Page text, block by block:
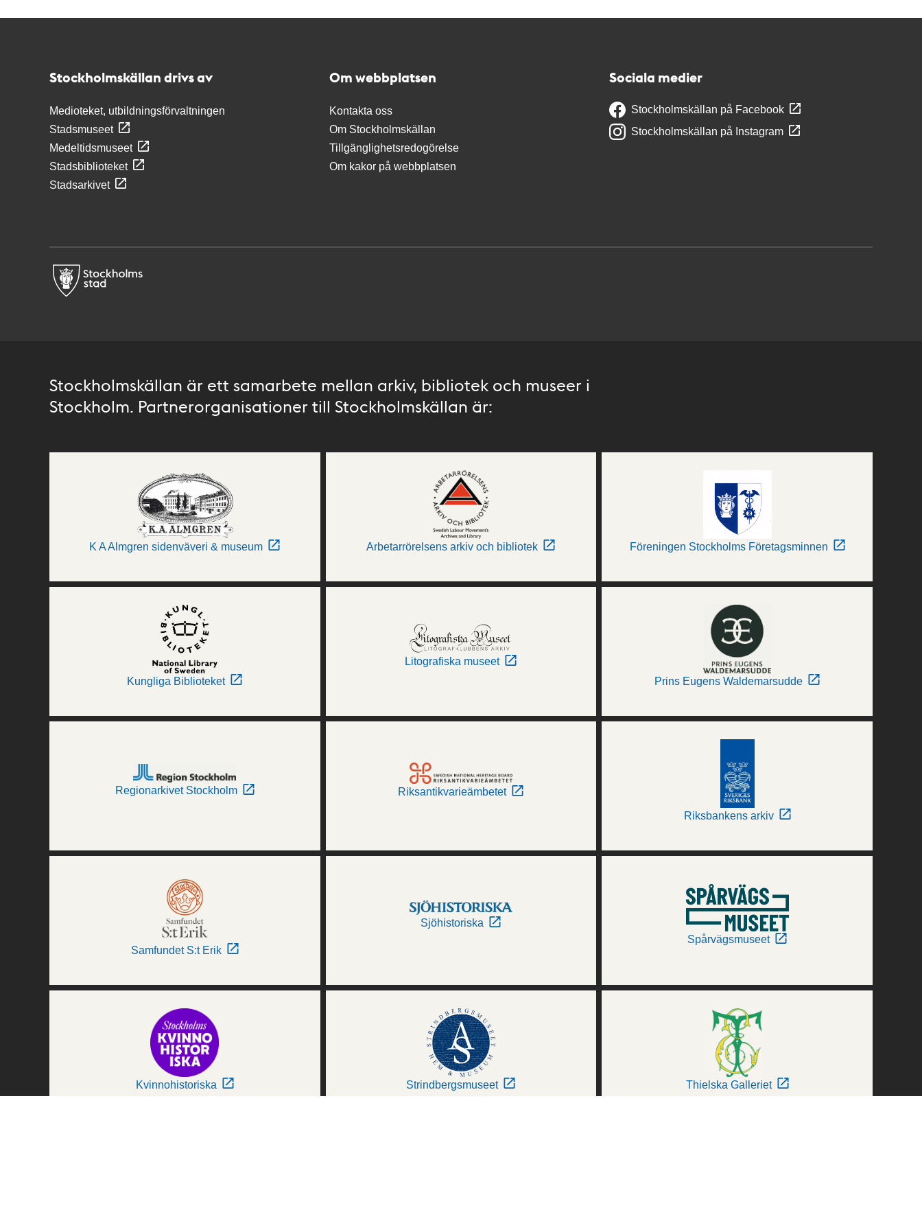
Stockholmskällan drivs av
Medioteket, utbildningsförvaltningen
Stadsmuseet
Medeltidsmuseet
Stadsbiblioteket
Stadsarkivet
Om webbplatsen
Kontakta oss
Om Stockholmskällan
Tillgänglighetsredogörelse
Om kakor på webbplatsen
Sociala medier
Stockholmskällan på Facebook
Stockholmskällan på Instagram
Stockholmskällan är ett samarbete mellan arkiv, bibliotek och museer i
Stockholm. Partnerorganisationer till Stockholmskällan är:
K A Almgren sidenväveri & museum Arbetarrörelsens arkiv och bibliotek Föreningen Stockholms Företagsminnen
Kungliga Biblioteket
Litografiska museet
Prins Eugens Waldemarsudde
Regionarkivet Stockholm Riksantikvarieämbetet
Riksbankens arkiv
Samfundet S:t Erik
Sjöhistoriska
Spårvägsmuseet
Kvinnohistoriska Strindbergsmuseet Thielska Galleriet